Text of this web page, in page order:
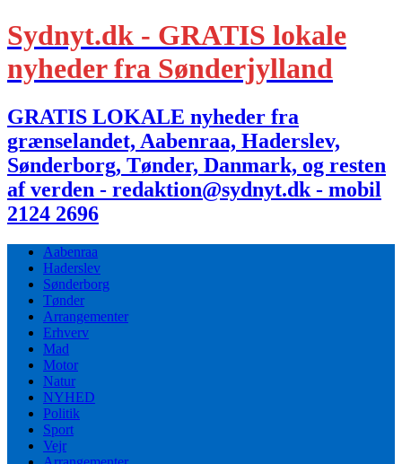
Sydnyt.dk - GRATIS lokale
nyheder fra Sønderjylland
GRATIS LOKALE nyheder fra
grænselandet, Aabenraa, Haderslev,
Sønderborg, Tønder, Danmark, og resten
af verden - redaktion@sydnyt.dk - mobil
2124 2696
Aabenraa
Haderslev
Sønderborg
Tønder
Arrangementer
Erhverv
Mad
Motor
Natur
NYHED
Politik
Sport
Vejr